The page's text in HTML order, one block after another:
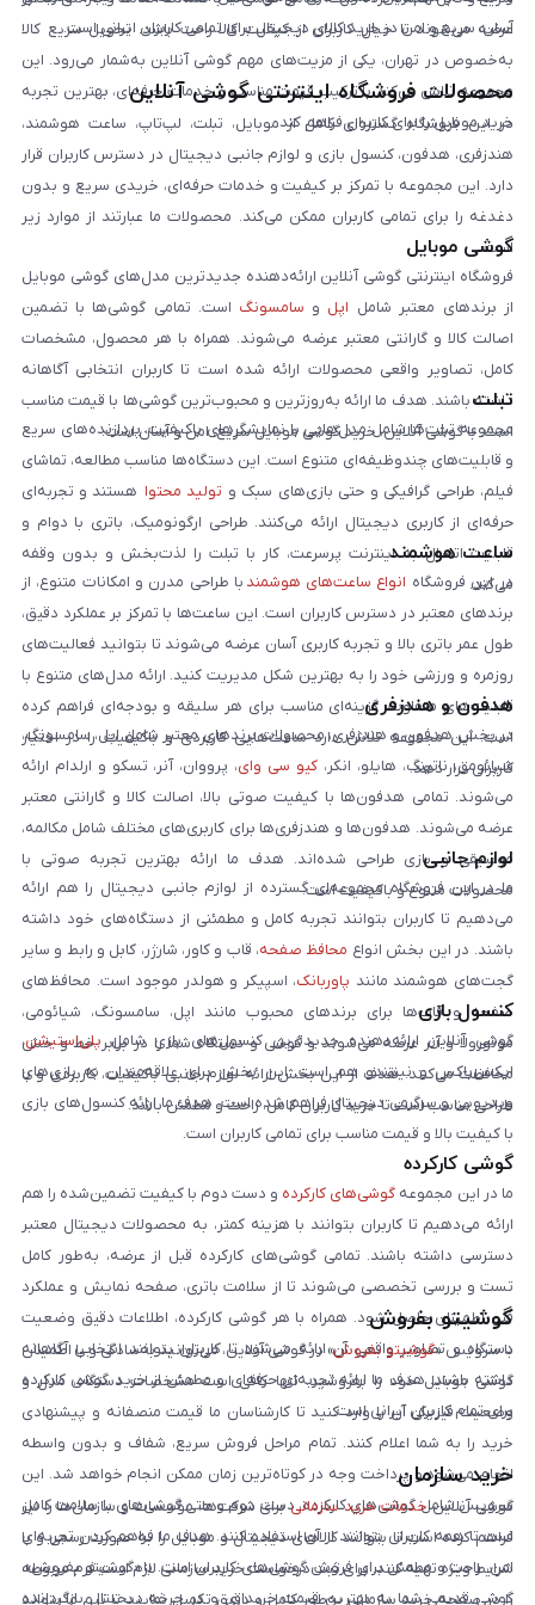
آسان، سریع و امن در خرید کالای دیجیتال برای تمامی کاربران ایرانی است.
عرضه می‌شوند تا خیال کاربران از کیفیت کالا راحت باشد. تحویل سریع کالا
به‌خصوص در تهران، یکی از مزیت‌های مهم گوشی آنلاین به‌شمار می‌رود. این
مجموعه تلاش می‌کند با ترکیب قیمت مناسب و خدمات حرفه‌ای، بهترین تجربه
خرید موبایل را برای کاربران فراهم کند.
محصولات فروشگاه اینترنتی گوشی آنلاین
در این فروشگاه گستره‌ای کامل از موبایل، تبلت، لپ‌تاپ، ساعت هوشمند،
هندزفری، هدفون، کنسول بازی و لوازم جانبی دیجیتال در دسترس کاربران قرار
دارد. این مجموعه با تمرکز بر کیفیت و خدمات حرفه‌ای، خریدی سریع و بدون
دغدغه را برای تمامی کاربران ممکن می‌کند. محصولات ما عبارتند از موارد زیر
است:
گوشی موبایل
فروشگاه اینترنتی گوشی آنلاین ارائه‌دهنده جدیدترین مدل‌های گوشی موبایل
از برندهای معتبر شامل اپل و سامسونگ است. تمامی گوشی‌ها با تضمین
اصالت کالا و گارانتی معتبر عرضه می‌شوند. همراه با هر محصول، مشخصات
کامل، تصاویر واقعی محصولات ارائه شده است تا کاربران انتخابی آگاهانه
داشته باشند. هدف ما ارائه به‌روزترین و محبوب‌ترین گوشی‌ها با قیمت مناسب
است. با گوشی آنلاین، خرید گوشی موبایل سریع، امن و آسان است.
تبلت
مجموعه تبلت‌ها شامل مدل‌هایی با نمایشگرهای باکیفیت، پردازنده‌های سریع
و قابلیت‌های چندوظیفه‌ای متنوع است. این دستگاه‌ها مناسب مطالعه، تماشای
فیلم، طراحی گرافیکی و حتی بازی‌های سبک و تولید محتوا هستند و تجربه‌ای
حرفه‌ای از کاربری دیجیتال ارائه می‌کنند. طراحی ارگونومیک، باتری با دوام و
قابلیت اتصال به اینترنت پرسرعت، کار با تبلت را لذت‌بخش و بدون وقفه
می‌کند.
ساعت هوشمند
در این فروشگاه انواع ساعت‌های هوشمند با طراحی مدرن و امکانات متنوع، از
برندهای معتبر در دسترس کاربران است. این ساعت‌ها با تمرکز بر عملکرد دقیق،
طول عمر باتری بالا و تجربه کاربری آسان عرضه می‌شوند تا بتوانید فعالیت‌های
روزمره و ورزشی خود را به بهترین شکل مدیریت کنید. ارائه مدل‌های متنوع با
قابلیت‌های متفاوت، گزینه‌ای مناسب برای هر سلیقه و بودجه‌ای فراهم کرده
است. این مجموعه تلاش دارد ساعت‌هایی کاربردی و باکیفیت را در اختیار
کاربران قرار دهد.
هدفون و هندزفری
در بخش هدفون و هندزفری، محصولات برندهای معتبر شامل اپل، سامسونگ،
شیائومی، ناتینگ، هایلو، انکر، کیو سی وای، پرووان، آنر، تسکو و ارلدام ارائه
می‌شوند. تمامی هدفون‌ها با کیفیت صوتی بالا، اصالت کالا و گارانتی معتبر
عرضه می‌شوند. هدفون‌ها و هندزفری‌ها برای کاربری‌های مختلف شامل مکالمه،
موسیقی و بازی طراحی شده‌اند. هدف ما ارائه بهترین تجربه صوتی با
محصولات متنوع و باکیفیت است.
لوازم جانبی
ما در این فروشگاه مجموعه‌ای گسترده از لوازم جانبی دیجیتال را هم ارائه
می‌دهیم تا کاربران بتوانند تجربه کامل و مطمئنی از دستگاه‌های خود داشته
باشند. در این بخش انواع محافظ صفحه، قاب و کاور، شارژر، کابل و رابط و سایر
گجت‌های هوشمند مانند پاوربانک، اسپیکر و هولدر موجود است. محافظ‌های
صفحه و قاب‌ها برای برندهای محبوب مانند اپل، سامسونگ، شیائومی،
موتورولا و آنر عرضه می‌شوند و گوشی و دستگاه شما را در برابر خط و خش
محافظت می‌کنند. هدف از این بخش ارائه لوازم جانبی باکیفیت، کاربردی و با
طراحی مناسب است تا خرید کاربران کامل، راحت و مطمئن باشد.
کنسول بازی
گوشی آنلاین ارائه‌دهنده جدیدترین کنسول‌های بازی شامل پلی‌استیشن،
ایکس‌باکس و نینتندو هم است. این بخش برای علاقه‌مندان به بازی‌های
ویدیویی و سرگرمی دیجیتال فراهم شده است. هدف ما ارائه کنسول‌های بازی
با کیفیت بالا و قیمت مناسب برای تمامی کاربران است.
گوشی کارکرده
ما در این مجموعه گوشی‌های کارکرده و دست دوم با کیفیت تضمین‌شده را هم
ارائه می‌دهیم تا کاربران بتوانند با هزینه کمتر، به محصولات دیجیتال معتبر
دسترسی داشته باشند. تمامی گوشی‌های کارکرده قبل از عرضه، به‌طور کامل
تست و بررسی تخصصی می‌شوند تا از سلامت باتری، صفحه نمایش و عملکرد
فنی اطمینان حاصل شود. همراه با هر گوشی کارکرده، اطلاعات دقیق وضعیت
دستگاه و تصاویر واقعی آن ارائه می‌شود تا کاربران بتوانند انتخابی آگاهانه
داشته باشند. هدف ما ارائه تجربه‌ای حرفه‌ای و مطمئن از خرید گوشی کارکرده
برای تمام کاربران ایرانی است.
گوشیتو بفروش
با سرویس «گوشیتو بفروش» در گوشی آنلاین، می‌توانید به‌سادگی و با اطمینان
گوشی موبایل خود را بفروشید. تنها کافی است مشخصات دستگاه، مدل و
وضعیت فیزیکی آن را وارد کنید تا کارشناسان ما قیمت منصفانه و پیشنهادی
خرید را به شما اعلام کنند. تمام مراحل فروش سریع، شفاف و بدون واسطه
انجام می‌شود و پرداخت وجه در کوتاه‌ترین زمان ممکن انجام خواهد شد. این
سرویس شامل گوشی‌های کارکرده، دست دوم و حتی گوشی‌های با سلامت کامل
است تا همه کاربران بتوانند از آن استفاده کنند. هدف ما فراهم کردن تجربه‌ای
امن، راحت و مطمئن برای فروش گوشی‌های کاربران است. با «گوشیتو بفروش»،
گوشی قدیمی شما به بهترین قیمت خریداری و در چرخه دیجیتال بازگردانده
خرید سازمان
گوشی آنلاینخدمات خرید سازمانیبرای شرکت‌ها، مؤسسات و سازمان‌ها را نیز
فراهم کرده است تا بتوانند کالاهای دیجیتال و موبایل را به صورت رسمی و با
شرایط ویژه تهیه کنند. برای ثبت درخواست خرید سازمانی لازم است فرم مربوطه
را در صفحه خرید سازمانی به‌طور کامل و دقیق تکمیل نمایید تا تیم ما بتواند